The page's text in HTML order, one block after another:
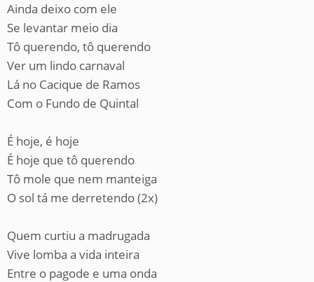
Ainda deixo com ele
Se levantar meio dia
Tô querendo, tô querendo
Ver um lindo carnaval
Lá no Cacique de Ramos
Com o Fundo de Quintal
É hoje, é hoje
É hoje que tô querendo
Tô mole que nem manteiga
O sol tá me derretendo (2x)
Quem curtiu a madrugada
Vive lomba a vida inteira
Entre o pagode e uma onda